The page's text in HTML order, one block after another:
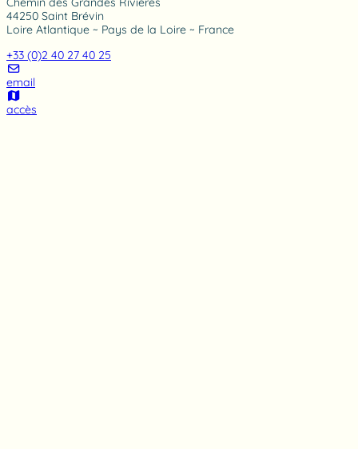
44250 Saint Brévin
Loire Atlantique ~ Pays de la Loire ~ France
+33 (0)2 40 27 40 25
email
accès